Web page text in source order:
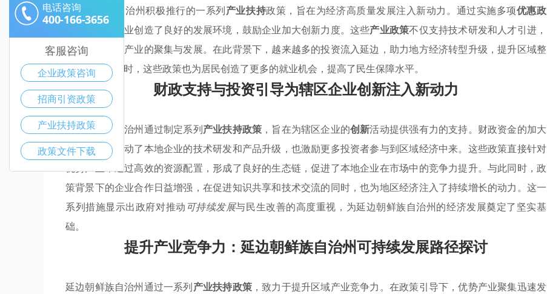
延边朝鲜族自治州积极推行的一系列产业扶持政策，旨在为经济高质量发展注入新动力。通过实施多项优惠政
，该州为企业创造了良好的发展环境，鼓励企业加大创新力度。这些产业政策不仅支持技术研发和人才引进，
还促进了优势产业的聚集与发展。在此背景下，越来越多的投资流入延边，助力地方经济转型升级，提升区域整
体竞争力。同时，这些政策也为居民创造了更多的就业机会，提高了民生保障水平。
财政支持与投资引导为辖区企业创新注入新动力
延边朝鲜族自治州通过制定系列产业扶持政策 ，旨在为辖区企业的创新活动提供强有力的支持。财政资金的加大
投入，不仅推动了本地企业的技术研发和产品升级，也激励更多投资者参与到区域经济中来。这些政策直接针对
优势产业，通过高效的资源配置，形成了良好的生态链，促进了本地企业在市场中的竞争力提升。与此同时，政
策背景下的企业合作日益增强，在促进知识共享和技术交流的同时，也为地区经济注入了持续增长的动力。这一
系列措施显示出政府对推动 可持续发展与民生改善的高度重视，为延边朝鲜族自治州的经济发展奠定了坚实基
础。
提升产业竞争力：延边朝鲜族自治州可持续发展路径探讨
延边朝鲜族自治州通过一系列产业扶持政策，致力于提升区域产业竞争力。在政策引导下，优势产业聚集迅速发
电话咨询
400-166-3656
客服咨询
企业政策咨询
招商引资政策
产业扶持政策
政策文件下载